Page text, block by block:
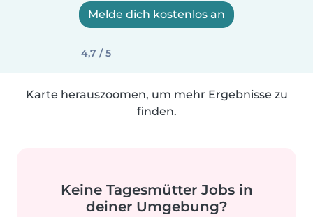
Melde dich kostenlos an
4,7 / 5
Karte herauszoomen, um mehr Ergebnisse zu
finden.
Keine Tagesmütter Jobs in
deiner Umgebung?